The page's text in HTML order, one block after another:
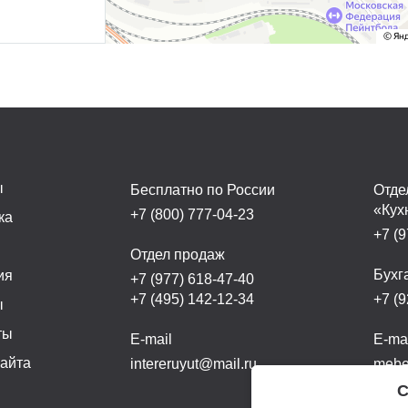
Бесплатно по России
+7 (800) 777-04-23
Отдел продаж
+7 (977) 618-47-40
+7 (495) 142-12-34
E-mail
intereruyut@mail.ru
+7
+7
E-